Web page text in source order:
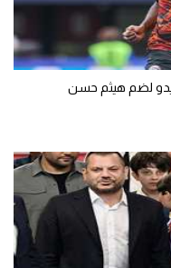
لضم هيثم حسن